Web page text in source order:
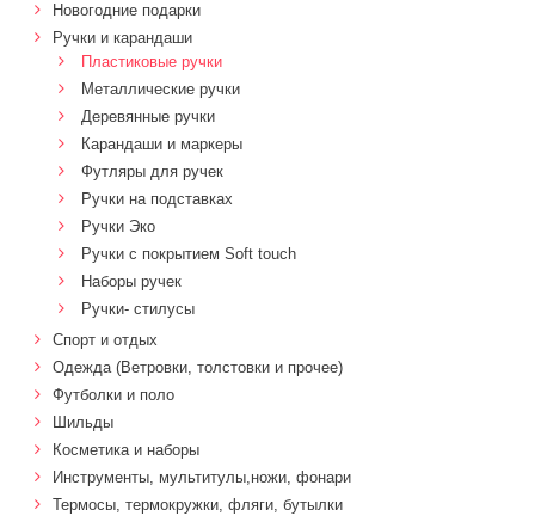
Новогодние подарки
Ручки и карандаши
Пластиковые ручки
Металлические ручки
Деревянные ручки
Карандаши и маркеры
Футляры для ручек
Ручки на подставках
Ручки Эко
Ручки с покрытием Soft touch
Наборы ручек
Ручки- стилусы
Спорт и отдых
Одежда (Ветровки, толстовки и прочее)
Футболки и поло
Шильды
Косметика и наборы
Инструменты, мультитулы,ножи, фонари
Термосы, термокружки, фляги, бутылки